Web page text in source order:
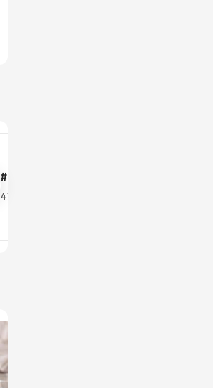
#школьноприкольно
47 книг